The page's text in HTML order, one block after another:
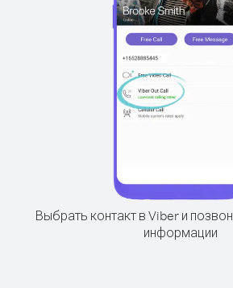
Выбрать контакт в Viber и
информации